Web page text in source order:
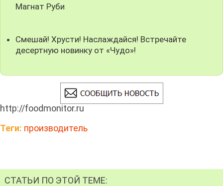
Магнат Руби
Смешай! Хрусти! Наслаждайся! Встречайте
десертную новинку от «Чудо»!
http://foodmonitor.ru
Теги: производитель
СТАТЬИ ПО ЭТОЙ ТЕМЕ: